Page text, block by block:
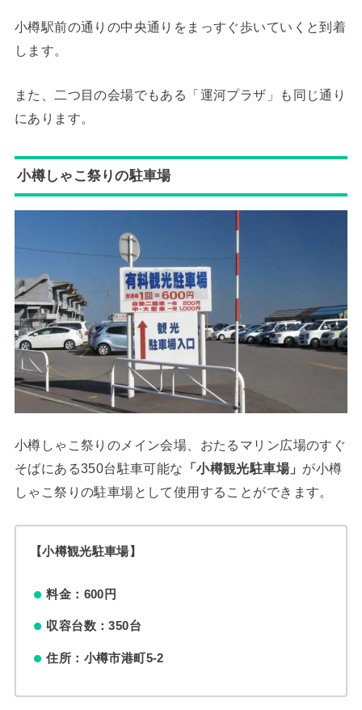
小樽駅前の通りの中央通りをまっすぐ歩いていくと到着
します。
また、二つ目の会場でもある「運河プラザ」も同じ通り
にあります。
小樽しゃこ祭りの駐車場
小樽しゃこ祭りのメイン会場、おたるマリン広場のすぐ
そばにある350台駐車可能な 「小樽観光駐車場」 が小樽
しゃこ祭りの駐車場として使用することができます。
【小樽観光駐車場】
料金：600円
収容台数：350台
住所：小樽市港町5-2